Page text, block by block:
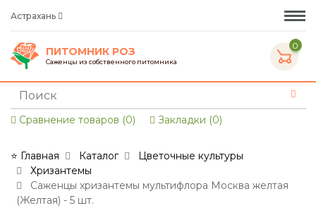
Астрахань
ПИТОМНИК РОЗ
Саженцы из собственного питомника
0
Сравнение товаров (0) Закладки (0)
⭐ Главная Каталог
Цветочные культуры
Хризантемы
Саженцы хризантемы мультифлора Москва желтая
(Желтая) - 5 шт.